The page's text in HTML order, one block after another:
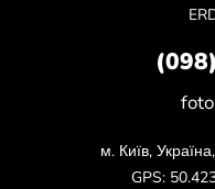
(098)
м. Київ,
GPS: